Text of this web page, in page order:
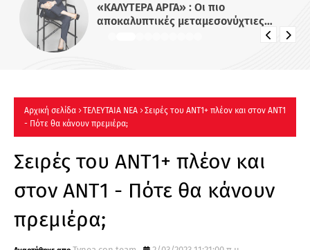
«ΚΑΛΥΤΕΡΑ ΑΡΓΑ» : Oι πιο
αποκαλυπτικές μεταμεσονύχτιες
συνεντεύξεις επιστρέφουν στο ACTION
Αρχική σελίδα ΤΕΛΕΥΤΑΙΑ ΝΕΑ
Σειρές του ΑΝΤ1+ πλέον και στον ΑΝΤ1
- Πότε θα κάνουν πρεμιέρα;
Σειρές του ΑΝΤ1+ πλέον και
στον ΑΝΤ1 - Πότε θα κάνουν
πρεμιέρα;